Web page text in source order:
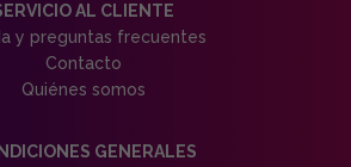
AL CLIENTE
y preguntas frecuentes
Contacto
Quiénes somos
GENERALES